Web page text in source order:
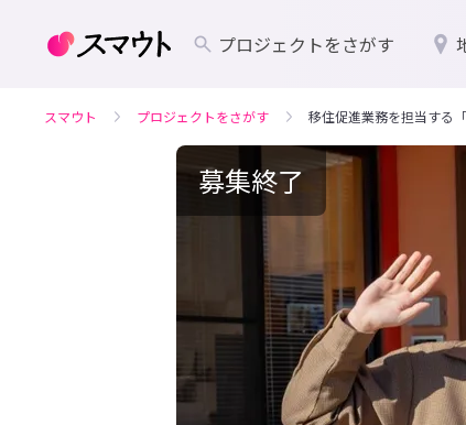
プロジェクトをさがす
スマウト プロジェクトをさがす 移住促進業務を担当する
募集終了